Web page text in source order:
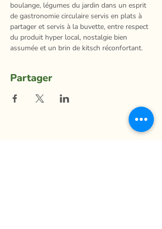
boulange, légumes du jardin dans un esprit
de gastronomie circulaire servis en plats à
partager et servis à la buvette, entre respect
du produit hyper local, nostalgie bien
assumée et un brin de kitsch réconfortant.
Partager